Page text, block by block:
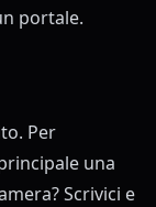
portale.
Per
una
Scrivici e